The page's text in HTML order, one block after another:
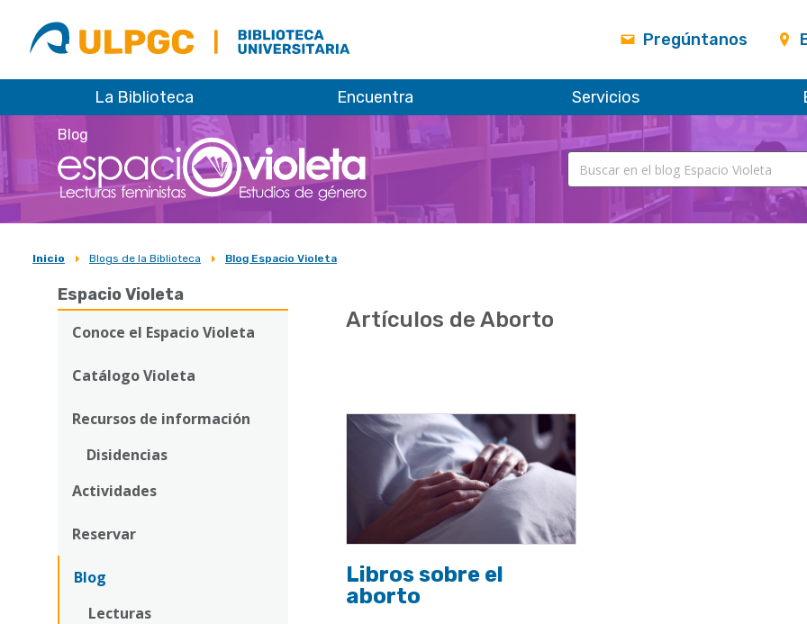
ULPGC
Biblioteca
ULPGC
Pregúntanos
La Biblioteca Encuentra Servicios
Blog
Sobrescribir
enlaces
ayuda
navegación
Inicio Blogs de la Biblioteca Blog Espacio Violeta
Espacio Violeta
Conoce el Espacio Violeta
Catálogo Violeta
Recursos de información
Disidencias
Actividades
Reservar
Blog
Lecturas
Artículos de Aborto
Libros sobre el
aborto